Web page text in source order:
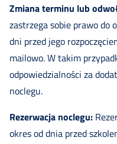
Zmiana terminu lub
zastrzega sobie prawo do
dni przed jego
mailowo. W takim
odpowiedzialności za
noclegu.
Rezerwacja noclegu:
okres od dnia przed